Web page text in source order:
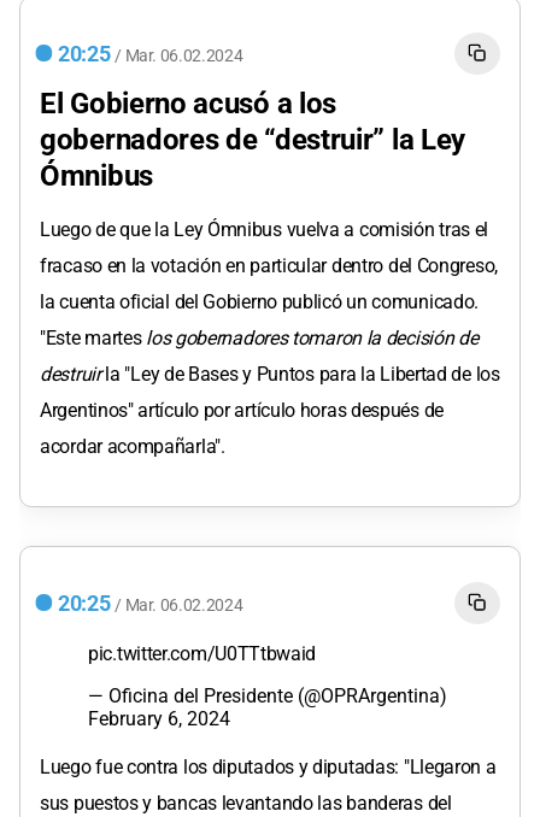
20:25 / Mar. 06.02.2024
El Gobierno acusó a los
gobernadores de “destruir” la Ley
Ómnibus
Luego de que la Ley Ómnibus vuelva a comisión tras el
fracaso en la votación en particular dentro del Congreso,
la cuenta oficial del Gobierno publicó un comunicado.
"Este martes los gobernadores tomaron la decisión de
destruirla "Ley de Bases y Puntos para la Libertad de los
Argentinos" artículo por artículo horas después de
acordar acompañarla".
20:25 / Mar. 06.02.2024
pic.twitter.com/U0TTtbwaid
— Oficina del Presidente (@OPRArgentina)
February 6, 2024
Luego fue contra los diputados y diputadas: "Llegaron a
sus puestos y bancas levantando las banderas del